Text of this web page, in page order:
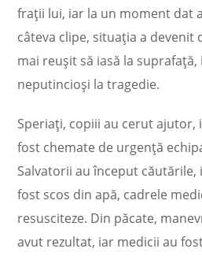
frații lui, iar la un moment dat
câteva clipe, situația a devenit
mai reușit să iasă la
neputincioși la tragedie.
Speriați, copiii au cerut ajutor,
fost chemate de urgență
Salvatorii au început căutările,
fost scos din apă, cadrele
resusciteze. Din păcate,
avut rezultat, iar medicii au